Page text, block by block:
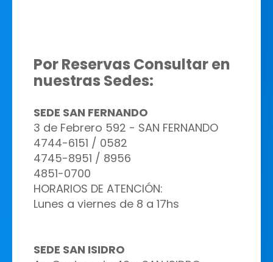
Por Reservas Consultar en
nuestras Sedes:
SEDE SAN FERNANDO
3 de Febrero 592 - SAN FERNANDO
4744-6151 / 0582
4745-8951 / 8956
4851-0700
HORARIOS DE ATENCIÓN:
Lunes a viernes de 8 a 17hs
SEDE SAN ISIDRO